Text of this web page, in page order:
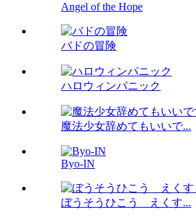
Angel of the Hope
バドの冒険
ハロウィンパニック
魔法少女辞めてもいいで...
Byo-IN
ぼうそうひこう えくす...